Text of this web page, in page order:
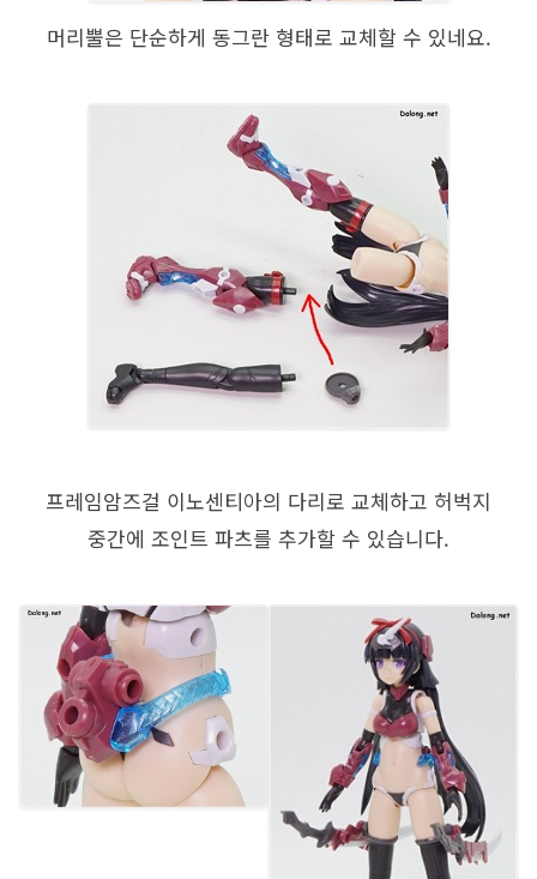
머리뿔은 단순하게 동그란 형태로 교체할 수 있네요.
프레임암즈걸 이노센티아의 다리로 교체하고 허벅지
중간에 조인트 파츠를 추가할 수 있습니다.